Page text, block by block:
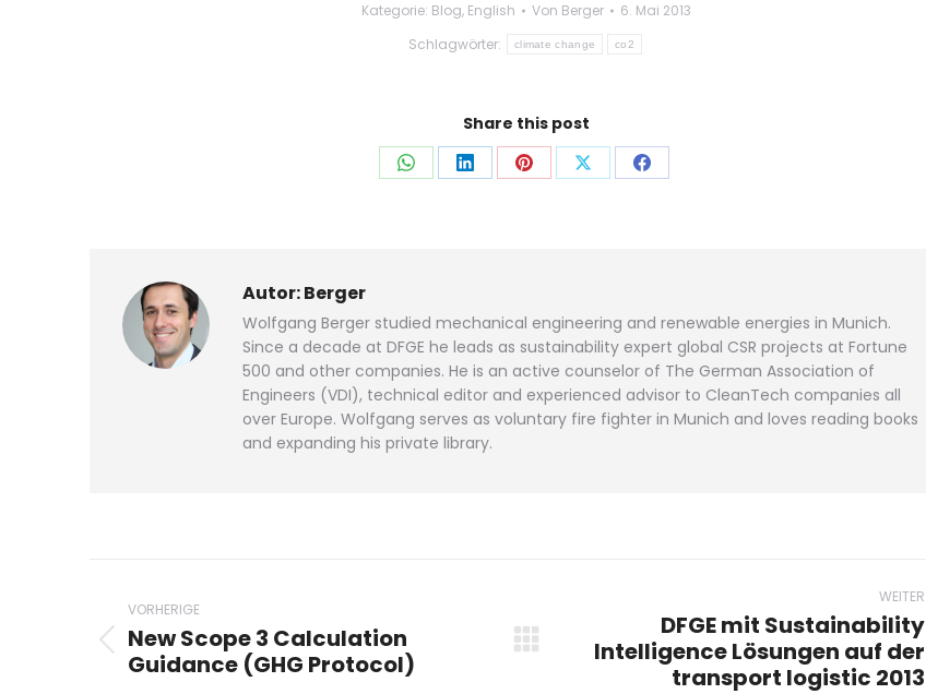
Kategorie: Blog, English Von Berger
6. Mai 2013
Schlagwörter:
climate change co2
Share this post
Auf
Auf
Auf
Auf
Auf
Autor:Berger
Wolfgang Berger studied mechanical engineering and renewable energies in Munich.
Since a decade at DFGE he leads as sustainability expert global CSR projects at Fortune
500 and other companies. He is an active counselor of The German Association of
Engineers (VDI), technical editor and experienced advisor to CleanTech companies all
over Europe. Wolfgang serves as voluntary fire fighter in Munich and loves reading books
and expanding his private library.
VORHERIGE
Vorheriger
New Scope 3 Calculation
Guidance (GHG Protocol)
WEITER
Nächster
DFGE mit Sustainability
Intelligence Lösungen auf der
transport logistic 2013